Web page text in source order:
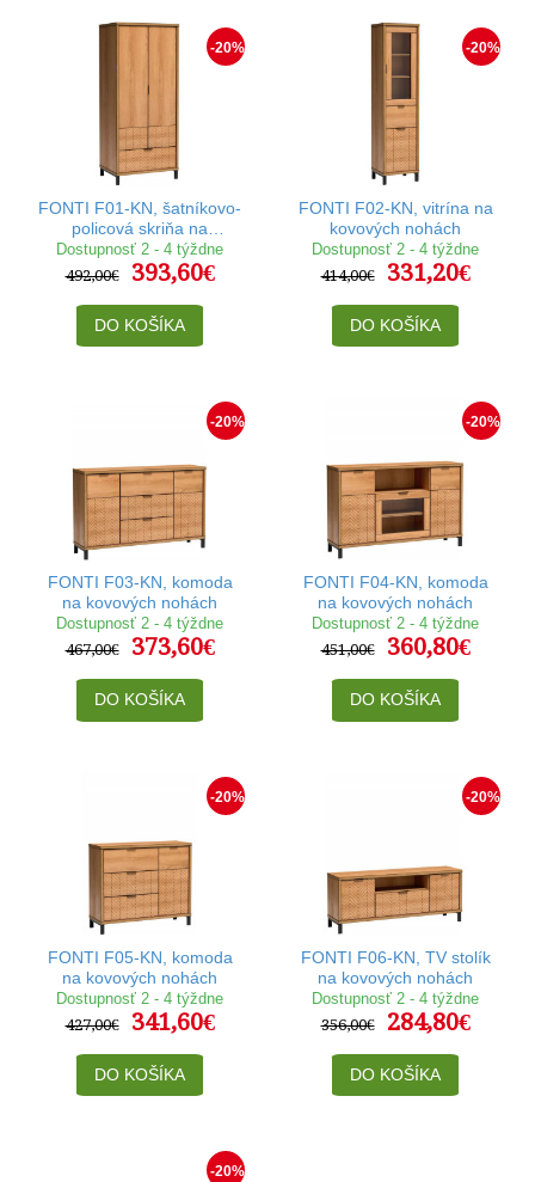
-20%
FONTI F01-KN, šatníkovo-
policová skriňa na
kovových nohách
Dostupnosť 2 - 4 týždne
492,00€
393,60€
DO KOŠÍKA
-20%
FONTI F02-KN, vitrína na
kovových nohách
Dostupnosť 2 - 4 týždne
414,00€
331,20€
DO KOŠÍKA
-20%
FONTI F03-KN, komoda
na kovových nohách
Dostupnosť 2 - 4 týždne
467,00€
373,60€
DO KOŠÍKA
-20%
FONTI F04-KN, komoda
na kovových nohách
Dostupnosť 2 - 4 týždne
451,00€
360,80€
DO KOŠÍKA
-20%
FONTI F05-KN, komoda
na kovových nohách
Dostupnosť 2 - 4 týždne
427,00€
341,60€
DO KOŠÍKA
-20%
FONTI F06-KN, TV stolík
na kovových nohách
Dostupnosť 2 - 4 týždne
356,00€
284,80€
DO KOŠÍKA
-20%